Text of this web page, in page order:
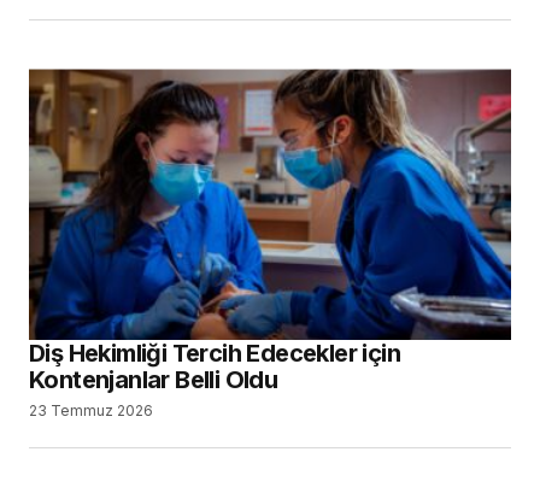
Diş Hekimliği Tercih Edecekler için
Kontenjanlar Belli Oldu
23 Temmuz 2026